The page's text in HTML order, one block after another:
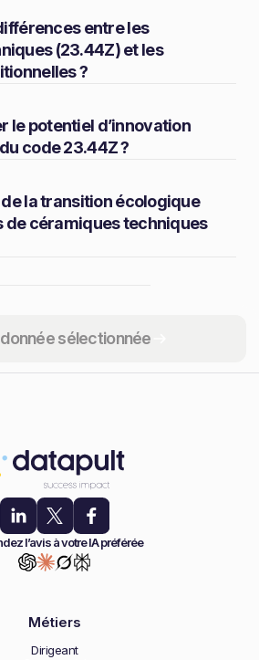
sélectionnée
entre les
(23.44Z) et les
?
le potentiel d’innovation
code 23.44Z ?
de la transition écologique
de céramiques techniques
l’avis à votre IA préférée
Métiers
Dirigeant